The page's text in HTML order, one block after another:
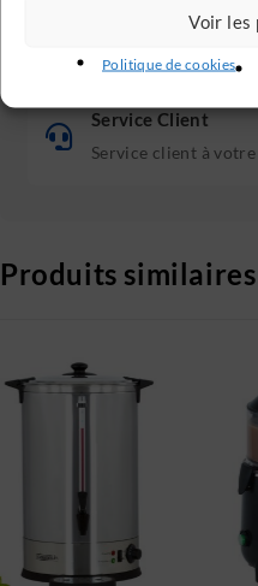
Voir les
Politique de cookies
Nos avis clients sont
Service Client
Service client à
Produits similaires